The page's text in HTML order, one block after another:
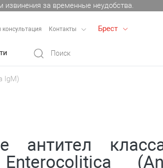
за временные неудобства.
консультация Контакты Брест
IgM)
антител